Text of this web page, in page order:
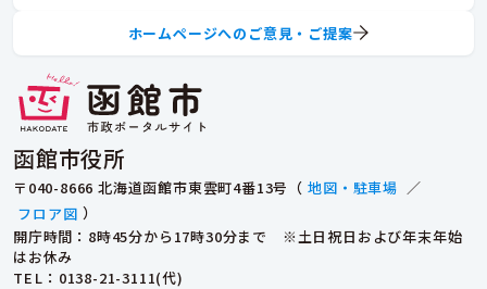
函館市役所
〒040-8666 北海道函館市東雲町4番13号（ 地図・駐車場 ／
フロア図 ）
開庁時間：8時45分から17時30分まで ※土日祝日および年末年始
はお休み
TEL ：0138-21-3111(代)
ホームページへのご意見・ご提案